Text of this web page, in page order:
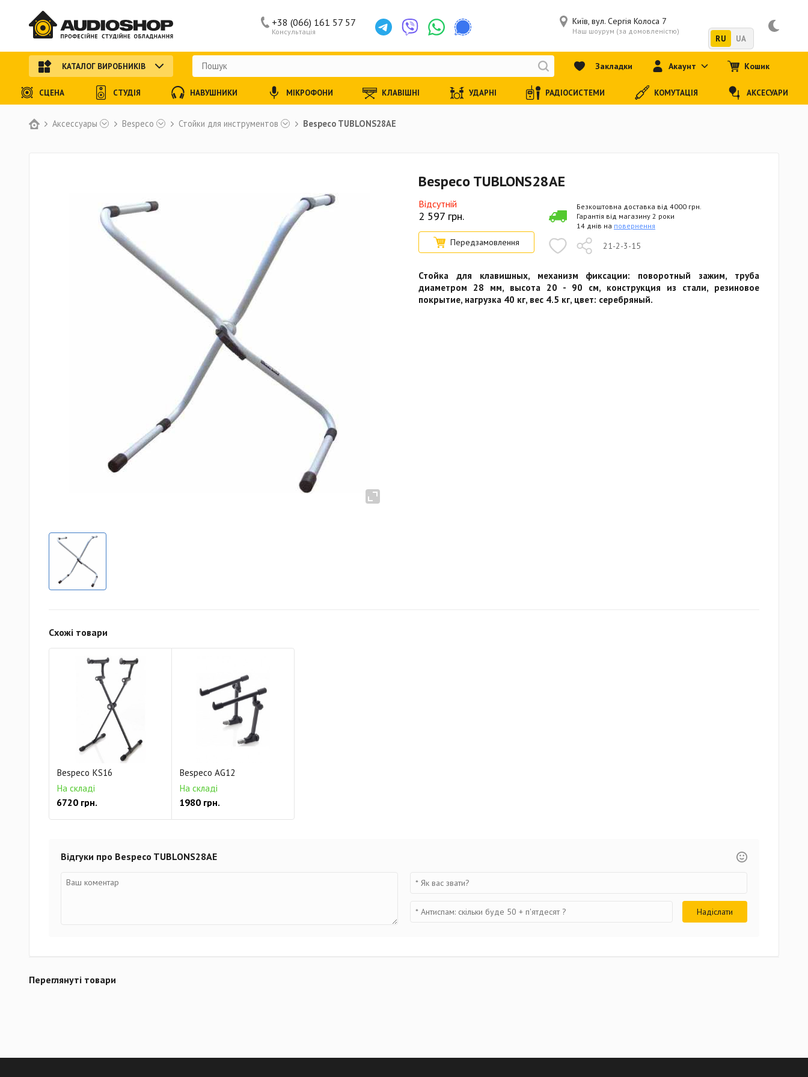
Аксессуары Bespeco Стойки для инструментов Bespeco TUBLONS28AE
Bespeco TUBLONS28AE
Відсутній
2 597 грн.
Передзамовлення 21-2-3-15
Безкоштовна доставка від 4000 грн.
Гарантія від магазину 2 роки
14 днів на повернення
Стойка для клавишных, механизм фиксации: поворотный зажим, труба
диаметром 28 мм, высота 20 - 90 см, конструкция из стали, резиновое
покрытие, нагрузка 40 кг, вес 4.5 кг, цвет: серебряный.
Схожі товари
Bespeco KS16
На складі
6720 грн.
Bespeco AG12
На складі
1980 грн.
Відгуки про Bespeco TUBLONS28AE
Переглянуті товари
Консультація
+38 (066) 161 57 57 Київ, вул. Сергія Колоса 7
Наш шоурум (за домовленістю)
RU UA
КАТАЛОГ ВИРОБНИКІВ Закладки Акаунт Кошик
СЦЕНА СТУДІЯ НАВУШНИКИ МІКРОФОНИ КЛАВІШНІ УДАРНІ РАДІОСИСТЕМИ КОМУТАЦІЯ АКСЕСУАРИ